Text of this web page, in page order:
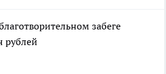
забеге
рублей